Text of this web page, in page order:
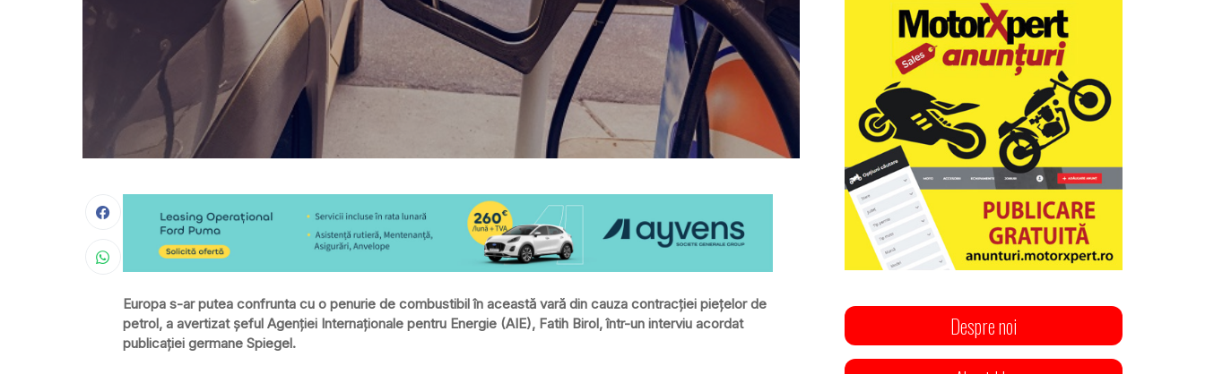
Europa s-ar putea confrunta cu o penurie de combustibil în această vară din cauza contracției piețelor de
petrol, a avertizat șeful Agenției Internaționale pentru Energie (AIE), Fatih Birol, într-un interviu acordat
publicației germane Spiegel.
Despre noi